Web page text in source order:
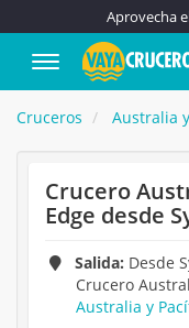
Aprovecha
Cruceros Australia
Crucero
Edge desde
Salida: Desde
Crucero
Australia y